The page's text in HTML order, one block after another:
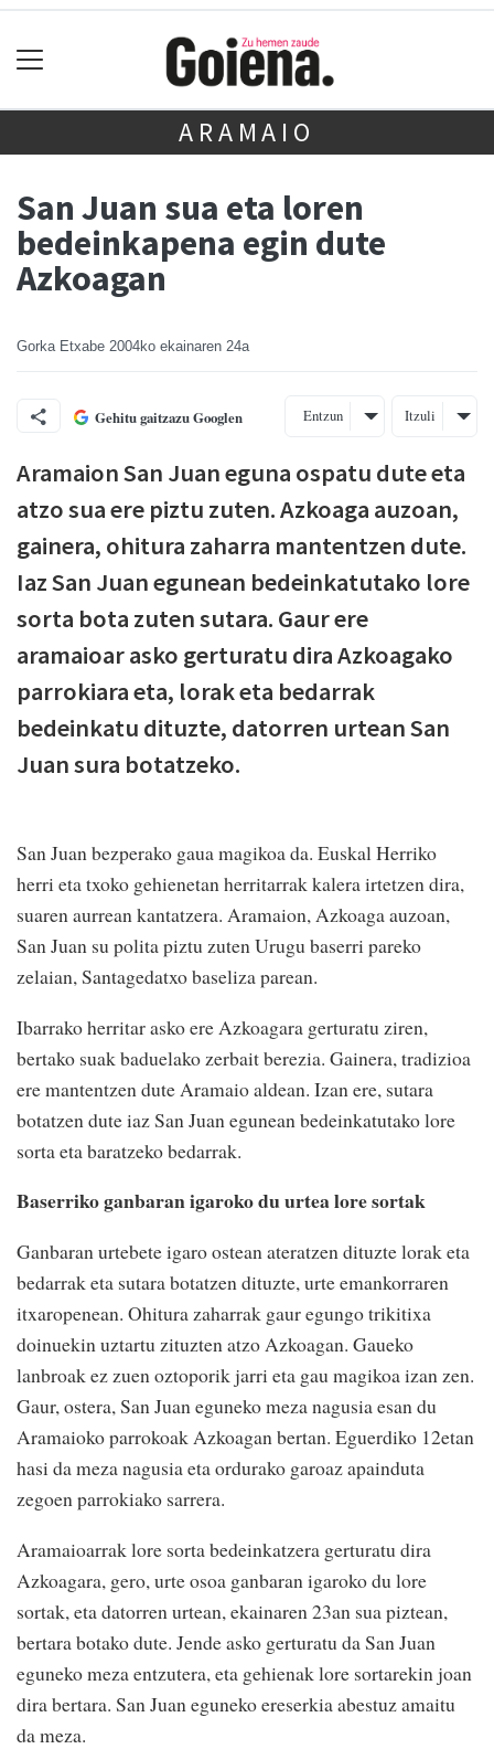
ARAMAIO
San Juan sua eta loren
bedeinkapena egin dute
Azkoagan
Gorka Etxabe 2004ko ekainaren 24a
Gehitu gaitzazu Googlen Entzun Itzuli
Aramaion San Juan eguna ospatu dute eta
atzo sua ere piztu zuten. Azkoaga auzoan,
gainera, ohitura zaharra mantentzen dute.
Iaz San Juan egunean bedeinkatutako lore
sorta bota zuten sutara. Gaur ere
aramaioar asko gerturatu dira Azkoagako
parrokiara eta, lorak eta bedarrak
bedeinkatu dituzte, datorren urtean San
Juan sura botatzeko.
San Juan bezperako gaua magikoa da. Euskal Herriko
herri eta txoko gehienetan herritarrak kalera irtetzen dira,
suaren aurrean kantatzera. Aramaion, Azkoaga auzoan,
San Juan su polita piztu zuten Urugu baserri pareko
zelaian, Santagedatxo baseliza parean.
Ibarrako herritar asko ere Azkoagara gerturatu ziren,
bertako suak baduelako zerbait berezia. Gainera, tradizioa
ere mantentzen dute Aramaio aldean. Izan ere, sutara
botatzen dute iaz San Juan egunean bedeinkatutako lore
sorta eta baratzeko bedarrak.
Baserriko ganbaran igaroko du urtea lore sortak
Ganbaran urtebete igaro ostean ateratzen dituzte lorak eta
bedarrak eta sutara botatzen dituzte, urte emankorraren
itxaropenean. Ohitura zaharrak gaur egungo trikitixa
doinuekin uztartu zituzten atzo Azkoagan. Gaueko
lanbroak ez zuen oztoporik jarri eta gau magikoa izan zen.
Gaur, ostera, San Juan eguneko meza nagusia esan du
Aramaioko parrokoak Azkoagan bertan. Eguerdiko 12etan
hasi da meza nagusia eta ordurako garoaz apainduta
zegoen parrokiako sarrera.
Aramaioarrak lore sorta bedeinkatzera gerturatu dira
Azkoagara, gero, urte osoa ganbaran igaroko du lore
sortak, eta datorren urtean, ekainaren 23an sua piztean,
bertara botako dute. Jende asko gerturatu da San Juan
eguneko meza entzutera, eta gehienak lore sortarekin joan
dira bertara. San Juan eguneko ereserkia abestuz amaitu
da meza.